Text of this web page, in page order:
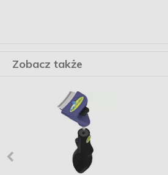
Zobacz także